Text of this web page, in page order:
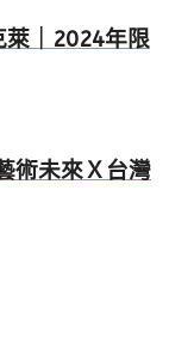
萊｜2024年限
術未來Ｘ台灣